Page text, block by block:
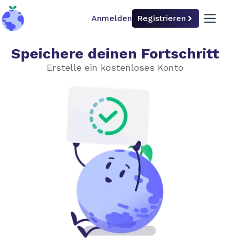
back to home Anmelden Registrieren open
Ursachen
Treibhauseffekt
Treibhausgase
Emissionen nach Quelle
Speichere deinen Fortschritt
Erstelle ein kostenloses Konto